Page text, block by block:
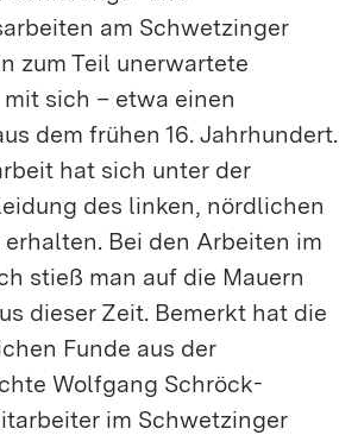
am Schwetzinger
zum Teil unerwartete
sich – etwa einen
dem frühen 16. Jahrhundert.
hat sich unter der
des linken, nördlichen
Bei den Arbeiten im
stieß man auf die Mauern
dieser Zeit. Bemerkt hat die
Funde aus der
Wolfgang Schröck-
im Schwetzinger